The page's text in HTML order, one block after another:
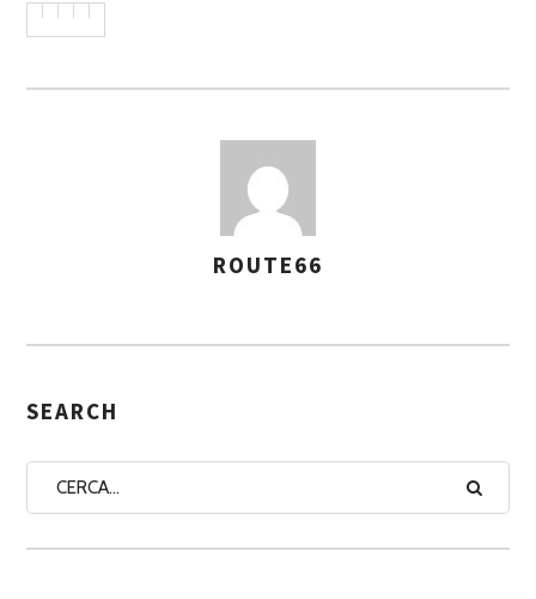
S
G
A
U
ROUTE66
SEARCH